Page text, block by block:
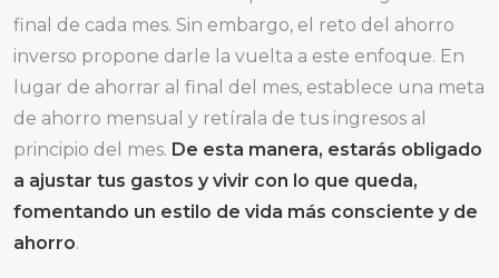
final de cada mes. Sin embargo, el reto del ahorro
inverso propone darle la vuelta a este enfoque. En
lugar de ahorrar al final del mes, establece una meta
de ahorro mensual y retírala de tus ingresos al
principio del mes. De esta manera, estarás obligado
a ajustar tus gastos y vivir con lo que queda,
fomentando un estilo de vida más consciente y de
ahorro.